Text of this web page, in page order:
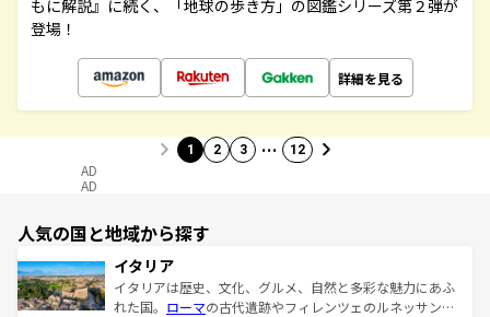
もに解説』に続く、「地球の歩き方」の図鑑シリーズ第２弾が
登場！
詳細を見る
1 2 3 … 12
AD
AD
人気の国と地域から探す
イタリア
イタリアは歴史、文化、グルメ、自然と多彩な魅力にあふ
れた国。 ローマの古代遺跡やフィレンツェのルネッサンス